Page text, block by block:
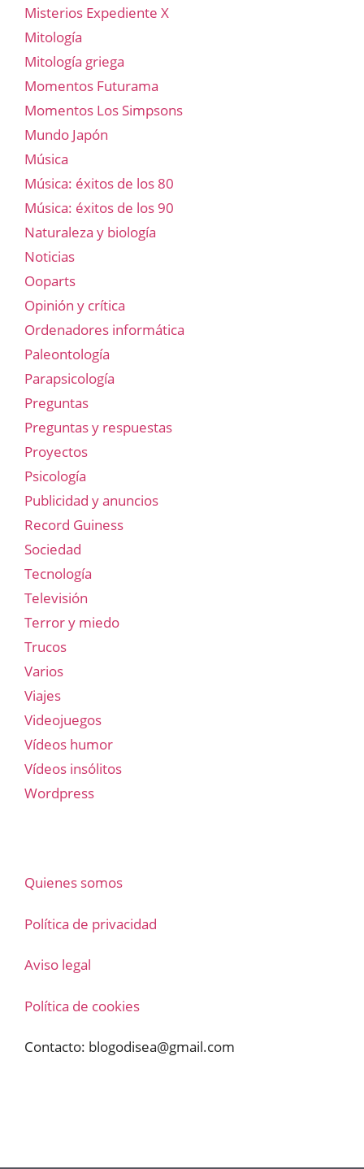
Misterios Expediente X
Mitología
Mitología griega
Momentos Futurama
Momentos Los Simpsons
Mundo Japón
Música
Música: éxitos de los 80
Música: éxitos de los 90
Naturaleza y biología
Noticias
Ooparts
Opinión y crítica
Ordenadores informática
Paleontología
Parapsicología
Preguntas
Preguntas y respuestas
Proyectos
Psicología
Publicidad y anuncios
Record Guiness
Sociedad
Tecnología
Televisión
Terror y miedo
Trucos
Varios
Viajes
Videojuegos
Vídeos humor
Vídeos insólitos
Wordpress
Quienes somos
Política de privacidad
Aviso legal
Política de cookies
Contacto: blogodisea@gmail.com